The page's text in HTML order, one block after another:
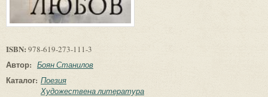
ISBN: 978-619-273-111-3
Автор: Боян Станилов
Каталог: Поезия
Художествена литература